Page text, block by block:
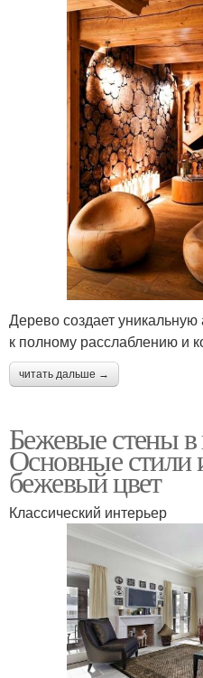
Дерево создает
к полному расслаблению и
читать дальше →
Бежевые стены в
Основные стили
бежевый цвет
Классический интерьер